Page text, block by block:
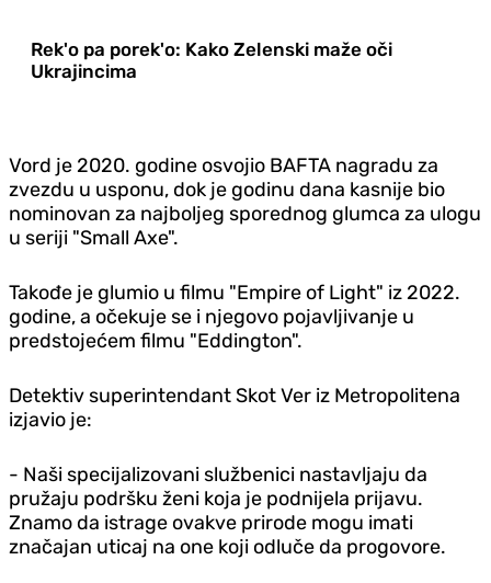
Rek'o pa porek'o: Kako Zelenski maže oči
Ukrajincima
Vord je 2020. godine osvojio BAFTA nagradu za
zvezdu u usponu, dok je godinu dana kasnije bio
nominovan za najboljeg sporednog glumca za ulogu
u seriji "Small Axe".
Takođe je glumio u filmu "Empire of Light" iz 2022.
godine, a očekuje se i njegovo pojavljivanje u
predstojećem filmu "Eddington".
Detektiv superintendant Skot Ver iz Metropolitena
izjavio je:
- Naši specijalizovani službenici nastavljaju da
pružaju podršku ženi koja je podnijela prijavu.
Znamo da istrage ovakve prirode mogu imati
značajan uticaj na one koji odluče da progovore.